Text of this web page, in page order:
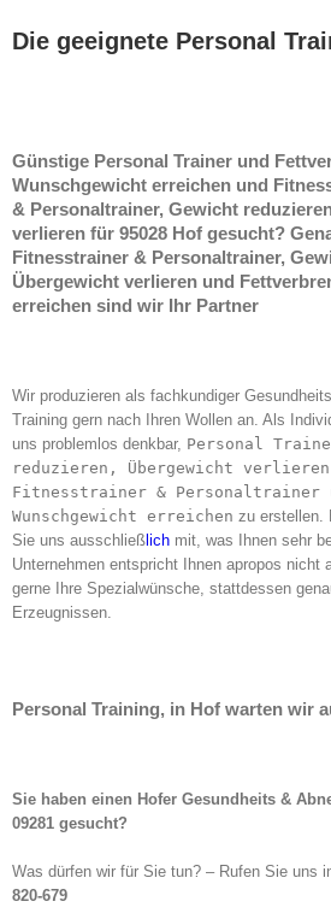
Die geeignete Personal
Günstige Personal Trainer und
Wunschgewicht erreichen und
& Personaltrainer, Gewicht
verlieren für 95028 Hof gesucht?
Fitnesstrainer & Personaltrainer,
Übergewicht verlieren und
erreichen sind wir Ihr Partner
Wir produzieren als fachkundiger
Training gern nach Ihren Wollen an. Als
uns problemlos denkbar, Personal
reduzieren, Übergewicht
Fitnesstrainer & Personaltrainer
Wunschgewicht erreichen zu erstellen.
Sie uns ausschließ lich mit, was Ihnen sehr
Unternehmen entspricht Ihnen apropos nicht
gerne Ihre Spezialwünsche, stattdessen
Erzeugnissen.
Personal Training, in Hof warten wir
Sie haben einen Hofer Gesundheits &
09281 gesucht?
Was dürfen wir für Sie tun? – Rufen Sie uns
820-679